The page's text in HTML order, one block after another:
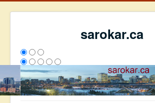
sarokar.ca